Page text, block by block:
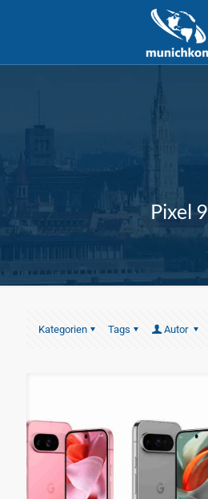
Pixel 9
Kategorien Tags Autor